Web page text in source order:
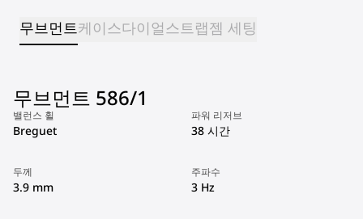
무브먼트케이스다이얼스트랩젬 세팅
무브먼트 586/1
밸런스 휠
Breguet
파워 리저브
38 시간
두께
3.9 mm
주파수
3 Hz